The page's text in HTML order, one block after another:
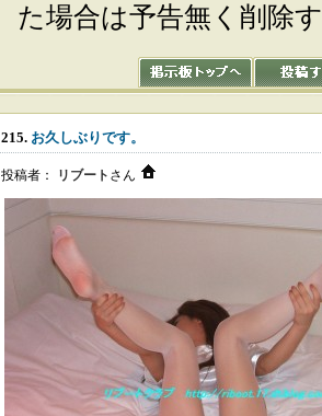
た場合は予告無く削除
215. お久しぶりです。
投稿者： リブート さん